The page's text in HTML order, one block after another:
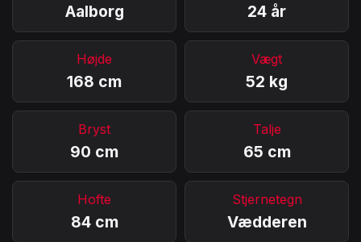
Aalborg 24 år
Højde
168 cm
Vægt
52 kg
Bryst
90 cm
Talje
65 cm
Hofte
84 cm
Stjernetegn
Vædderen